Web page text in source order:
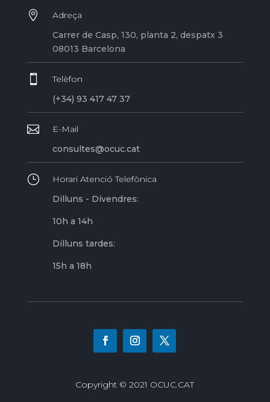

Adreça
Carrer de Casp, 130, planta 2, despatx 3
08013 Barcelona

Telèfon
(+34) 93 417 47 37

E-Mail
consultes@ocuc.cat
}
Horari Atenció Telefònica
Dilluns - Divendres:
10h a 14h
Dilluns tardes:
15h a 18h
Copyright © 2021 OCUC.CAT